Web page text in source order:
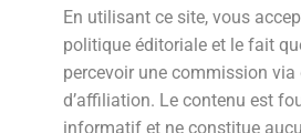
En utilisant ce site, vous
politique éditoriale et le fait
percevoir une commission via
d’affiliation. Le contenu est
informatif et ne constitue